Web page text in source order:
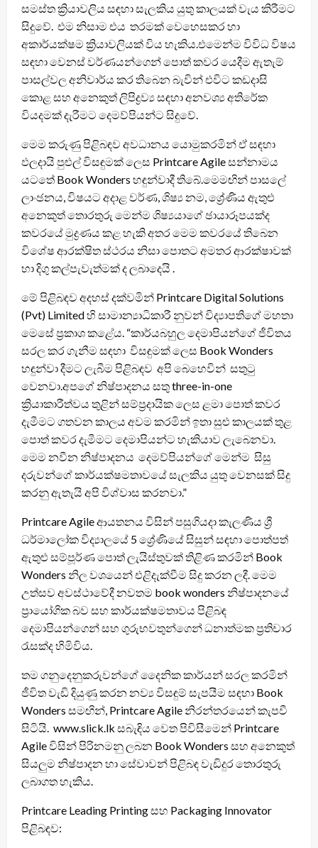
සමස්ත ක්‍රියාවලිය සඳහා සැලකිය යුතු කාලයක් වැය කිරීමට
සිදුවේ. එම නිසාම එය තරමක් වෙහෙසකර හා
අකාර්යක්ෂම ක්‍රියාවලියක් විය හැකිය.එමෙන්ම විවිධ විෂය
සඳහා වෙනස් වර්ණයන්ගෙන් පොත් කවර යෙදීම ඇතැම්
පාසල්වල අනිවාර්ය කර තිබෙන බැවින් එවිට කඩදාසි
කොළ සහ අනෙකුත් ලිපිද්‍රව්‍ය සඳහා අනවශ්‍ය අතිරේක
වියදමක් දැරීමට දෙමව්පියන්ට සිදුවේ.
මෙම කරුණු පිළිබඳව අවධානය යොමුකරමින් ඒ සඳහා
ඵලදායි පුළුල් විසඳුමක් ලෙස Printcare Agile සන්නාමය
යටතේ Book Wonders හඳුන්වාදී තිබේ.මෙමඟින් පාසලේ
ලාංඡනය, විෂයට අදාළ වර්ණ, ශිෂ්‍ය නම, ශ්‍රේණිය ඇතුළු
අනෙකුත් තොරතුරු මෙන්ම ශිෂ්‍යයාගේ ඡායාරූපයක්ද
කවරයේ මුද්‍රණය කළ හැකි අතර මෙම කවරයේ තිබෙන
විශේෂ ආරක්ෂිත ස්ථරය නිසා පොතට අමතර ආරක්ෂාවක්
හා දිගු කල්පැවැත්මක් ද ලබාදෙයි .
මේ පිළිබඳව අදහස් දක්වමින් Printcare Digital Solutions
(Pvt) Limited හි සාමාන්‍යාධිකාරී නුවන් විද්‍යාපතිගේ මහතා
මෙසේ ප්‍රකාශ කළේය. “කාර්යබහුල දෙමාපියන්ගේ ජීවිතය
සරල කර ගැනීම සඳහා විසඳුමක් ලෙස Book Wonders
හඳුන්වා දීමට ලැබීම පිළිබඳව අපි බෙහෙවින් සතුටු
වෙනවා.අපගේ නිෂ්පාදනය සතු three-in-one
ක්‍රියාකාරීත්වය තුළින් සම්ප්‍රදායික ලෙස ළමා පොත් කවර
දැමීමට ගතවන කාලය අවම කරමින් ඉතා සුළු කාලයක් තුළ
පොත් කවර දැමීමට දෙමාපියන්ට හැකියාව ලැබෙනවා.
මෙම නවීන නිෂ්පාදනය දෙමව්පියන්ගේ මෙන්ම සිසු
දරුවන්ගේ කාර්යක්ෂමතාවයේ සැලකිය යුතු වෙනසක් සිදු
කරනු ඇතැයි අපි විශ්වාස කරනවා.”
Printcare Agile ආයතනය විසින් පසුගියදා කැලණිය ශ්‍රී
ධර්මාලෝක විද්‍යාලයේ 5 ශ්‍රේණියේ සිසුන් සඳහා පොත්පත්
ඇතුළු සම්පූර්ණ පොත් ලැයිස්තුවක් තිළිණ කරමින් Book
Wonders නිල වශයෙන් එළිදැක්වීම සිදු කරන ලදී. මෙම
උත්සව අවස්ථාවේදී නවතම book wonders නිෂ්පාදනයේ
ප්‍රායෝගික බව සහ කාර්යක්ෂමතාවය පිළිබඳ
දෙමාපියන්ගෙන් සහ ගුරුභවතුන්ගෙන් ධනාත්මක ප්‍රතිචාර
රැසක්ද හිමිවිය.
තම ගනුදෙනුකරුවන්ගේ දෛනික කාර්යන් සරල කරමින්
ජීවිත වැඩි දියුණු කරන නව්‍ය විසඳුම් සැපයීම සඳහා Book
Wonders සමඟින්, Printcare Agile නිරන්තරයෙන් කැපවී
සිටියි. www.slick.lk සබැඳිය වෙත පිවිසීමෙන් Printcare
Agile විසින් පිරිනමනු ලබන Book Wonders සහ අනෙකුත්
සියලුම නිෂ්පාදන හා සේවාවන් පිළිබඳ වැඩිදුර තොරතුරු
ලබාගත හැකිය.
Printcare Leading Printing සහ Packaging Innovator
පිළිබඳව: